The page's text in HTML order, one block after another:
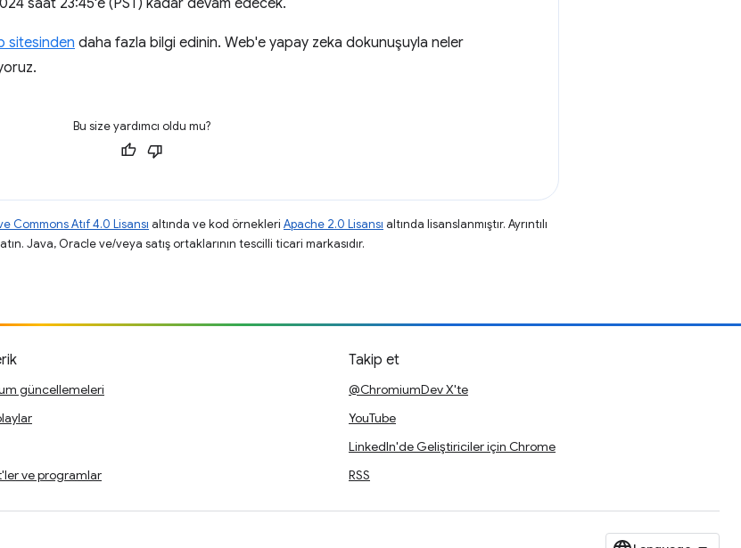
saat 23:45'e (PST) kadar devam edecek.
sitesinden daha fazla bilgi edinin. Web'e yapay zeka dokunuşuyla neler
Bu size yardımcı oldu mu?
Commons Atıf 4.0 Lisansı altında ve kod örnekleri Apache 2.0 Lisansı altında lisanslanmıştır. Ayrıntılı
Java, Oracle ve/veya satış ortaklarının tescilli ticari markasıdır.
güncellemeleri
ve programlar
Takip et
@ChromiumDev X'te
YouTube
LinkedIn'de Geliştiriciler için Chrome
RSS